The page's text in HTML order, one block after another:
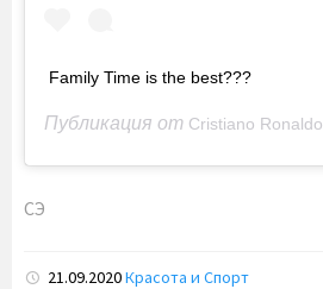
Family Time is the best???
Публикация от Cristiano Ronaldo
СЭ
21.09.2020Красота и Спорт